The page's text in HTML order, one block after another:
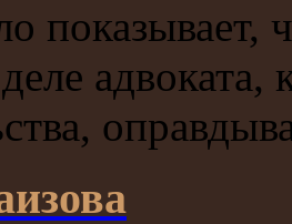
показывает,
адвоката,